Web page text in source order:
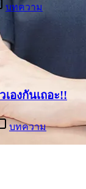
บทความ
องกันเถอะ!!
บทความ